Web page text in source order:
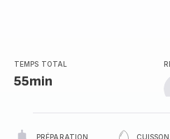
TEMPS TOTAL
55min
PRÉPARATION CUISSON